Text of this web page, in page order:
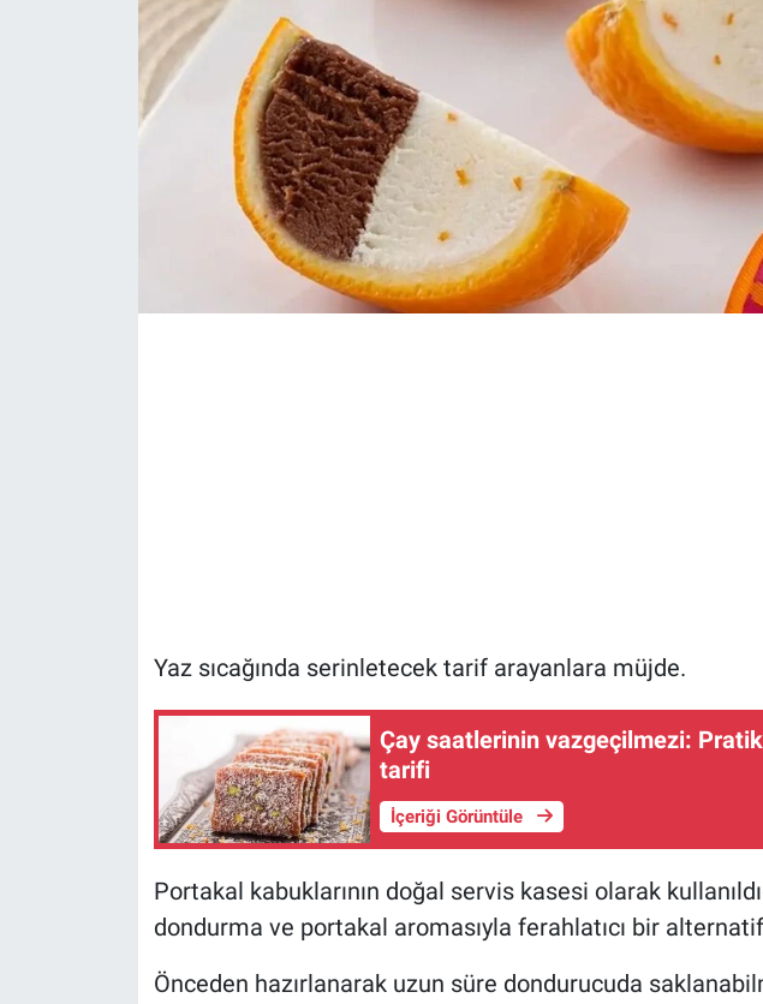
Yaz sıcağında serinletecek tarif arayanlara müjde.
Çay saatlerinin vazgeçilmezi:
tarifi
İçeriği Görüntüle
Portakal kabuklarının doğal servis kasesi olarak
dondurma ve portakal aromasıyla ferahlatıcı bir
Önceden hazırlanarak uzun süre dondurucuda